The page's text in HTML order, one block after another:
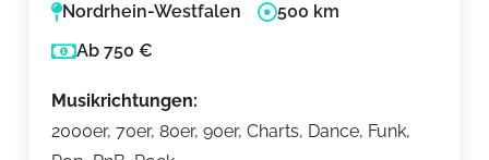
Nordrhein-Westfalen
500 km
Ab 750 €
Musikrichtungen:
2000er, 70er, 80er, 90er, Charts, Dance, Funk,